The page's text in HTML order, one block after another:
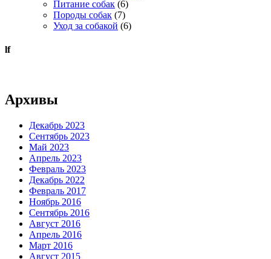
Питание собак (6)
Породы собак (7)
Уход за собакой (6)
lf
Архивы
Декабрь 2023
Сентябрь 2023
Май 2023
Апрель 2023
Февраль 2023
Декабрь 2022
Февраль 2017
Ноябрь 2016
Сентябрь 2016
Август 2016
Апрель 2016
Март 2016
Август 2015